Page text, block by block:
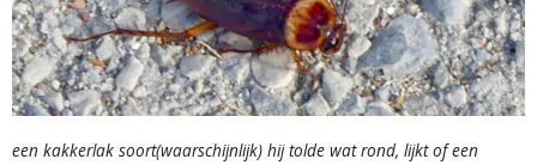
een kakkerlak soort(waarschijnlijk) hij tolde wat rond, lijkt of een